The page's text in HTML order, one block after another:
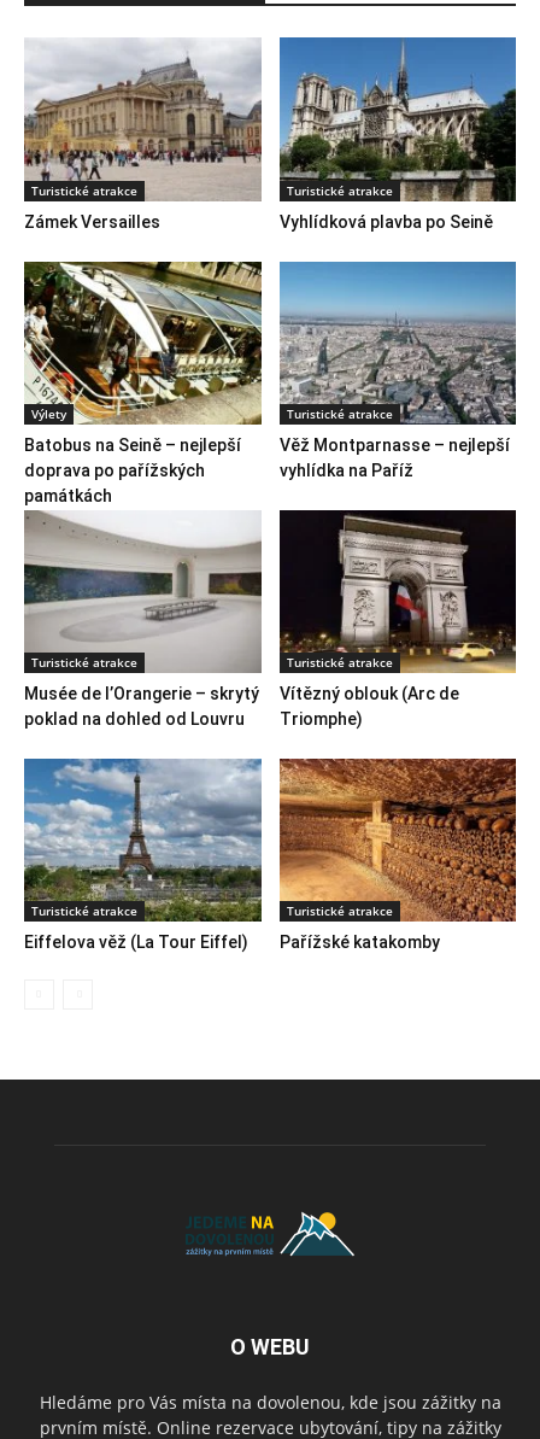
Turistické atrakce
Zámek Versailles
Turistické atrakce
Vyhlídková plavba po Seině
Výlety
Batobus na Seině – nejlepší
doprava po pařížských
památkách
Turistické atrakce
Věž Montparnasse – nejlepší
vyhlídka na Paříž
Turistické atrakce
Musée de l’Orangerie – skrytý
poklad na dohled od Louvru
Turistické atrakce
Vítězný oblouk (Arc de
Triomphe)
Turistické atrakce
Eiffelova věž (La Tour Eiffel)
Turistické atrakce
Pařížské katakomby
O WEBU
Hledáme pro Vás místa na dovolenou, kde jsou zážitky na
prvním místě. Online rezervace ubytování, tipy na zážitky